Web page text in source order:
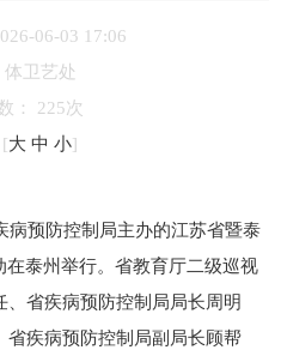
06-03 17:06
体卫艺处
：
225次
[大 中 小]
病预防控制局主办的江苏省暨泰
泰州举行。省教育厅二级巡视
、省疾病预防控制局局长周明
疾病预防控制局副局长顾帮